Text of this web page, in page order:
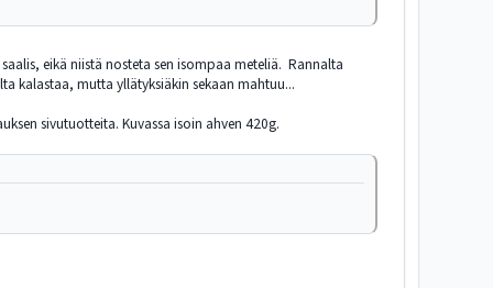
eikä niistä nosteta sen isompaa meteliä. Rannalta
kalastaa, mutta yllätyksiäkin sekaan mahtuu...
sivutuotteita. Kuvassa isoin ahven 420g.